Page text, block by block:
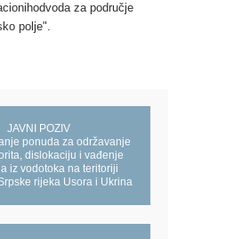
za područje
polje".
JAVNI POZIV
ponuda za održavanje
dislokaciju i vađenje
iz vodotoka na teritoriji
rijeka Usora i Ukrina